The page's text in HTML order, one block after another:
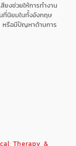
ยงช่วยให้การทำงาน
ที่นิยมในทั้งอังกฤษ
หรือมีปัญหาด้านการ
Therapy &